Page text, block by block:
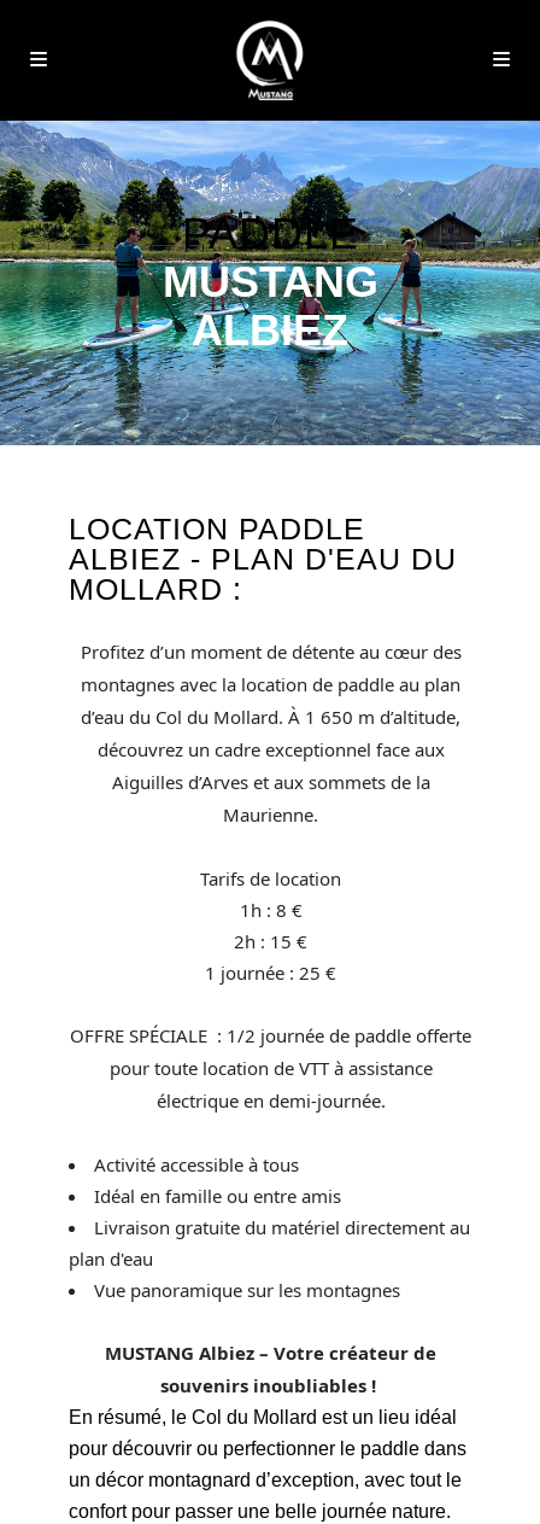
PADDLE
MUSTANG
ALBIEZ
LOCATION PADDLE
ALBIEZ - PLAN D'EAU DU
MOLLARD :
Profitez d’un moment de détente au cœur des
montagnes avec la location de paddle au plan
d’eau du Col du Mollard. À 1 650 m d’altitude,
découvrez un cadre exceptionnel face aux
Aiguilles d’Arves et aux sommets de la
Maurienne.
Tarifs de location
1h : 8 €
2h : 15 €
1 journée : 25 €
OFFRE SPÉCIALE : 1/2 journée de paddle offerte
pour toute location de VTT à assistance
électrique en demi-journée.
Activité accessible à tous
Idéal en famille ou entre amis
Livraison gratuite du matériel directement au
plan d'eau
Vue panoramique sur les montagnes
MUSTANG Albiez – Votre créateur de
souvenirs inoubliables !
En résumé, le Col du Mollard est un lieu idéal
pour découvrir ou perfectionner le paddle dans
un décor montagnard d’exception, avec tout le
confort pour passer une belle journée nature.